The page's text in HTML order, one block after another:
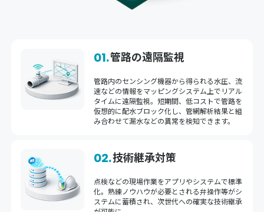
01.管路の遠隔監視
管路内のセンシング機器から得られる水圧、流
速などの情報をマッピングシステム上でリアル
タイムに遠隔監視。短期間、低コストで管路を
仮想的に配水ブロック化し、管網解析結果と組
み合わせて漏水などの異常を検知できます。
02.技術継承対策
点検などの現場作業をアプリやシステムで標準
化。熟練ノウハウが必要とされる弁操作等がシ
ステムに蓄積され、次世代への確実な技術継承